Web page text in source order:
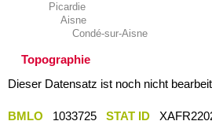
Picardie
Aisne
Condé-sur-Aisne
Topographie
Dieser Datensatz ist noch nicht
BMLO 1033725 STAT ID